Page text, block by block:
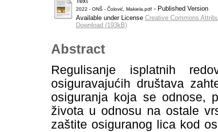
2022 - ONŠ - Čolović, Makiela.pdf - Published Version
Available under License Creative Commons
Download (193kB)
Abstract
Regulisanje isplatnih
osiguravajućih društava
osiguranja koja se odnose,
života u odnosu na ostale
zaštite osiguranog lica kod